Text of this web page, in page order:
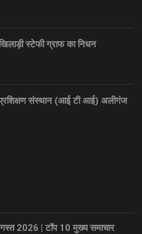
स्टेफी ग्राफ का निधन
संस्थान (आई टी आई) अलीगंज
2026 | टॉप 10 मुख्य समाचार